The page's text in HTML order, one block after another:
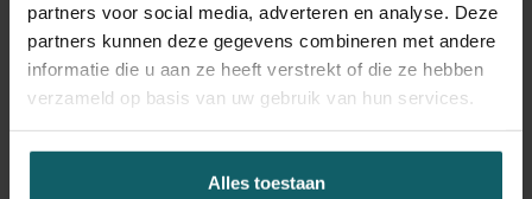
partners voor social media, adverteren en analyse. Deze
partners kunnen deze gegevens combineren met andere
informatie die u aan ze heeft verstrekt of die ze hebben
verzameld op basis van uw gebruik van hun services.
Alles toestaan